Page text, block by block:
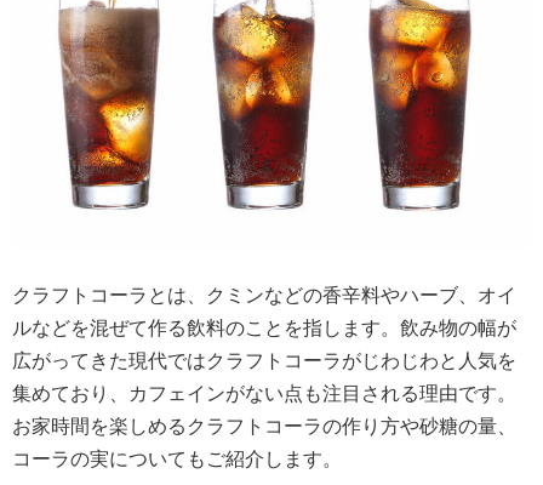
クラフトコーラとは、クミンなどの香辛料やハーブ、オイ
ルなどを混ぜて作る飲料のことを指します。飲み物の幅が
広がってきた現代ではクラフトコーラがじわじわと人気を
集めており、カフェインがない点も注目される理由です。
お家時間を楽しめるクラフトコーラの作り方や砂糖の量、
コーラの実についてもご紹介します。